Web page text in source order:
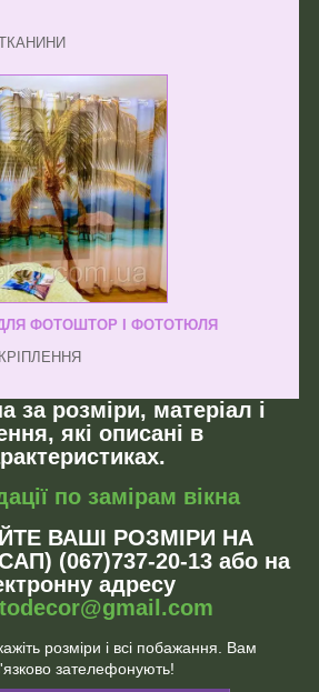
ФОТОШТОР І ФОТОТЮЛЯ
за розміри, матеріал і
які описані в
по замірам вікна
ВАШІ РОЗМІРИ НА
(067)737-20-13 або на
адресу
розміри і всі побажання. Вам
зателефонують!